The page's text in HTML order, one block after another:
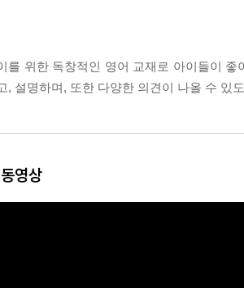
를 위한 독창적인 영어 교재로 아이들이
, 설명하며, 또한 다양한 의견이 나올 수 있
영상